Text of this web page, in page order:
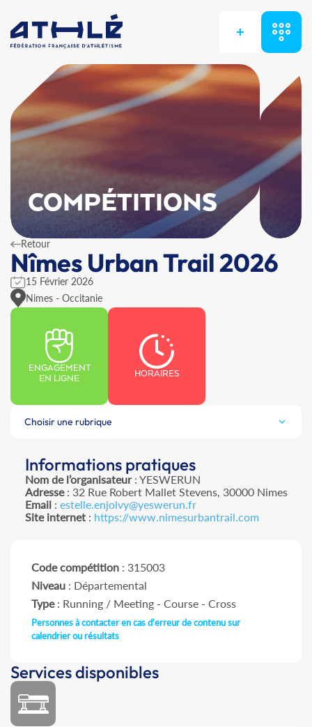
+
COMPÉTITIONS
Retour
Nîmes Urban Trail 2026
15 Février 2026
Nimes - Occitanie
ENGAGEMENT
EN LIGNE
HORAIRES
Choisir une rubrique
Informations pratiques
Nom de l’organisateur: YESWERUN
Adresse: 32 Rue Robert Mallet Stevens, 30000 Nimes
Email: estelle.enjolvy@yeswerun.fr
Site internet: https://www.nimesurbantrail.com
Code compétition : 315003
Niveau : Départemental
Type: Running / Meeting - Course - Cross
Personnes à contacter en cas d'erreur de contenu sur
calendrier ou résultats
Services disponibles